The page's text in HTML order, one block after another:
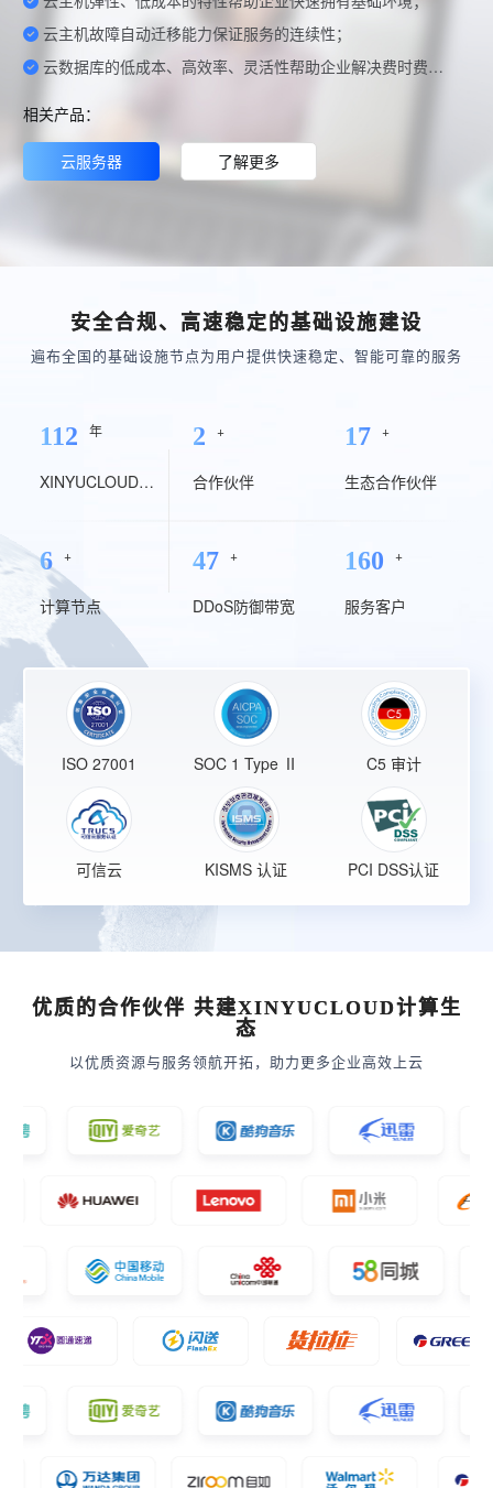
云主机故障自动迁移能力保证服务的连续性；
云数据库的低成本、高效率、灵活性帮助企业解决费时费力的数据库管理，节约硬件成本和维护成本。
相关产品：
云服务器 了解更多
安全合规、高速稳定的基础设施建设
遍布全国的基础设施节点为用户提供快速稳定、智能可靠的服务
131 年
XINYUCLOUD成立
2 +
合作伙伴
19 +
生态合作伙伴
6 +
计算节点
54 +
DDoS防御带宽
184 +
服务客户
ISO 27001 SOC 1 Type Ⅱ C5 审计
可信云 KISMS 认证 PCI DSS认证
优质的合作伙伴 共建XINYUCLOUD计算生
态
以优质资源与服务领航开拓，助力更多企业高效上云